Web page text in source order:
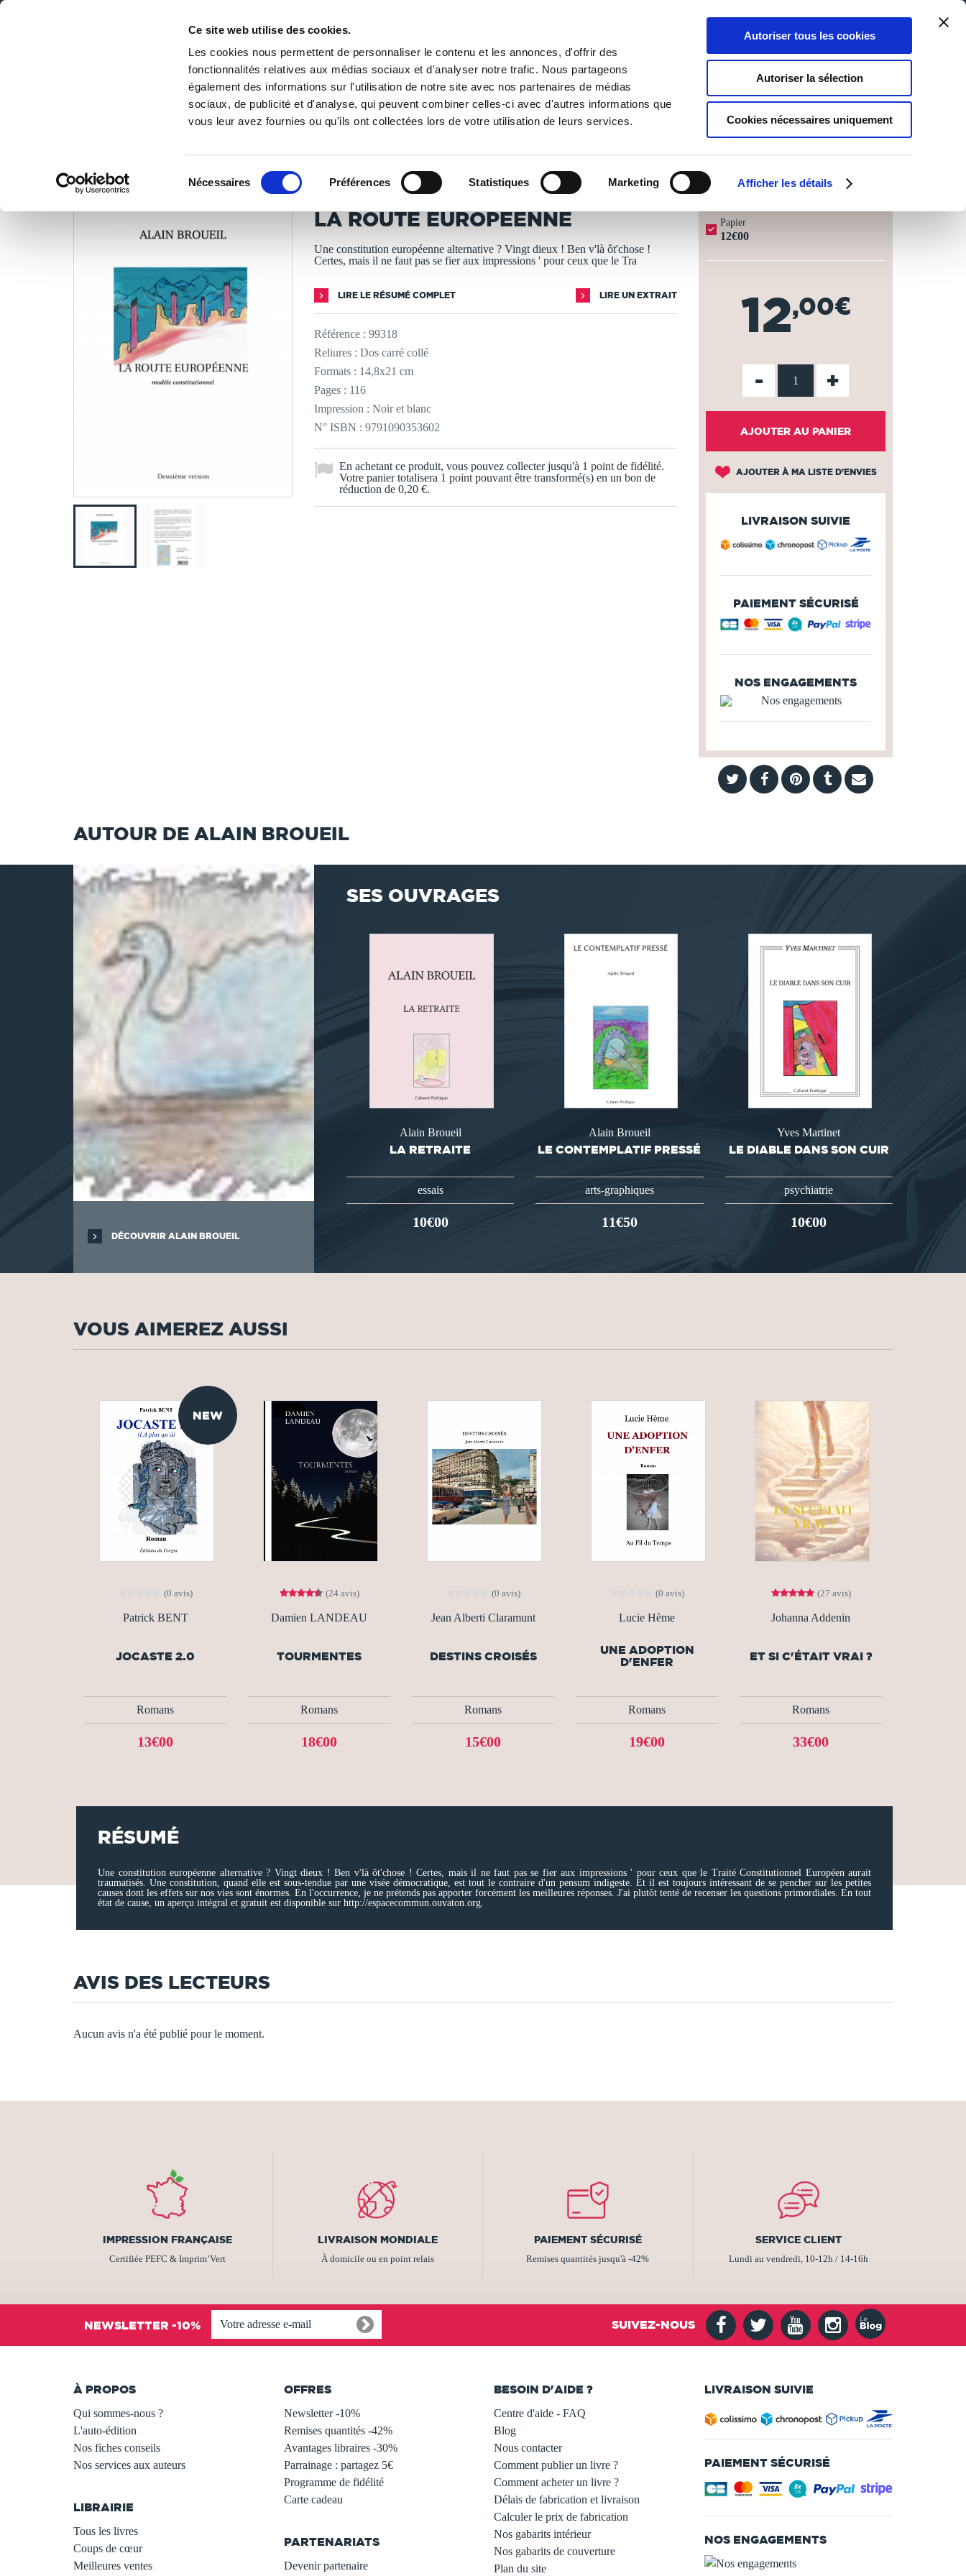
Ce site web utilise des cookies.
Les cookies nous permettent de personnaliser le contenu et les annonces, d'offrir des
fonctionnalités relatives aux médias sociaux et d'analyser notre trafic. Nous partageons
également des informations sur l'utilisation de notre site avec nos partenaires de médias
sociaux, de publicité et d'analyse, qui peuvent combiner celles-ci avec d'autres informations que
vous leur avez fournies ou qu'ils ont collectées lors de votre utilisation de leurs services.
Nécessaires Préférences Statistiques Marketing Afficher les détails
Autoriser tous les cookies
Autoriser la sélection
Cookies nécessaires uniquement
DE LA PAGE BLANCHE... AU BEST SELLER
0
Panier
0
Ma liste
Connexion
PUBLIER UN LIVRE LIBRAIRIE
/ Culture & société / Politique / La route Européenne
LES LIVRES SONT IMPRIMÉS À LA DEMANDE - DÉLAI ACTUEL : 3 À 5 JOURS OUVRÉS ⏱️
LA ROUTE EUROPÉENNE
Une constitution européenne alternative ? Vingt dieux ! Ben v'là ôt'chose !
Certes, mais il ne faut pas se fier aux impressions ' pour ceux que le Tra
LIRE LE RÉSUMÉ COMPLET LIRE UN EXTRAIT
Référence : 99318
Reliures : Dos carré collé
Formats : 14,8x21 cm
Pages : 116
Impression : Noir et blanc
N° ISBN : 9791090353602
En achetant ce produit, vous pouvez collecter jusqu'à 1 point de fidélité.
Votre panier totalisera 1 point pouvant être transformé(s) en un bon de
réduction de 0,20 €.
Papier
12€00
12,00€
- +
AJOUTER AU PANIER
AJOUTER À MA LISTE D'ENVIES
LIVRAISON SUIVIE
PAIEMENT SÉCURISÉ
NOS ENGAGEMENTS
AUTOUR DE ALAIN BROUEIL
DÉCOUVRIR ALAIN BROUEIL
SES OUVRAGES
Alain Broueil
LA RETRAITE
essais
10€00
Alain Broueil
LE CONTEMPLATIF PRESSÉ
arts-graphiques
11€50
Yves Martinet
LE DIABLE DANS SON CUIR
psychiatrie
10€00
VOUS AIMEREZ AUSSI
NEW
(0 avis)
Patrick BENT
JOCASTE 2.0
Romans
13€00
(24 avis)
Damien LANDEAU
TOURMENTES
Romans
18€00
(0 avis)
Jean Alberti Claramunt
DESTINS CROISÉS
Romans
15€00
(0 avis)
Lucie Hème
UNE ADOPTION
D'ENFER
Romans
19€00
(27 avis)
Johanna Addenin
ET SI C'ÉTAIT VRAI ?
Romans
33€00
RÉSUMÉ
Une constitution européenne alternative ? Vingt dieux ! Ben v'là ôt'chose ! Certes, mais il ne faut pas se fier aux impressions ' pour ceux que le Traité Constitutionnel Européen aurait
traumatisés. Une constitution, quand elle est sous-tendue par une visée démocratique, est tout le contraire d'un pensum indigeste. Et il est toujours intéressant de se pencher sur les petites
causes dont les effets sur nos vies sont énormes. En l'occurrence, je ne prétends pas apporter forcément les meilleures réponses. J'ai plutôt tenté de recenser les questions primordiales. En tout
état de cause, un aperçu intégral et gratuit est disponible sur http://espacecommun.ouvaton.org.
AVIS DES LECTEURS
Aucun avis n'a été publié pour le moment.
IMPRESSION FRANÇAISE
Certifiée PEFC & Imprim’Vert
LIVRAISON MONDIALE
À domicile ou en point relais
PAIEMENT SÉCURISÉ
Remises quantités jusqu'à -42%
SERVICE CLIENT
Lundi au vendredi, 10-12h / 14-16h
NEWSLETTER -10% SUIVEZ-NOUS
À PROPOS
Qui sommes-nous ?
L'auto-édition
Nos fiches conseils
Nos services aux auteurs
LIBRAIRIE
Tous les livres
Coups de cœur
Meilleures ventes
OFFRES
Newsletter -10%
Remises quantités -42%
Avantages libraires -30%
Parrainage : partagez 5€
Programme de fidélité
Carte cadeau
PARTENARIATS
Devenir partenaire
BESOIN D'AIDE ?
Centre d'aide - FAQ
Blog
Nous contacter
Comment publier un livre ?
Comment acheter un livre ?
Délais de fabrication et livraison
Calculer le prix de fabrication
Nos gabarits intérieur
Nos gabarits de couverture
Plan du site
LIVRAISON SUIVIE
PAIEMENT SÉCURISÉ
NOS ENGAGEMENTS